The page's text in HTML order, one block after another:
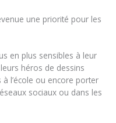
une priorité pour les
en plus sensibles à leur
héros de dessins
l’école ou encore porter
sociaux ou dans les